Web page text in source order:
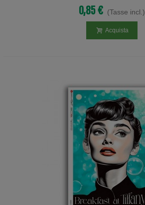
Decoupage.
0,85 € (Tasse incl.)
Acquista